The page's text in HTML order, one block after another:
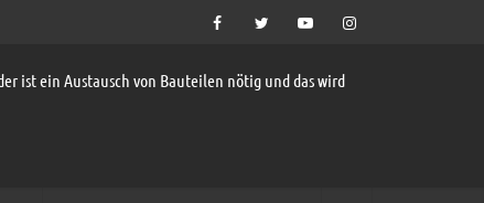
ist ein Austausch von Bauteilen nötig und das wird